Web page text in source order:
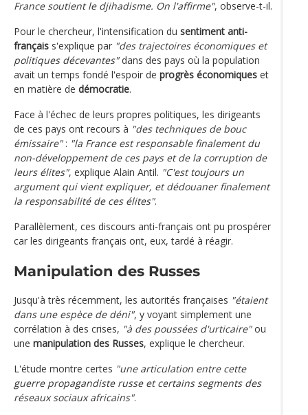
France soutient le djihadisme. On l'affirme", observe-t-il.
Pour le chercheur, l'intensification du sentiment anti-
français s'explique par "des trajectoires économiques et
politiques décevantes"dans des pays où la population
avait un temps fondé l'espoir de progrès économiques et
en matière de démocratie.
Face à l'échec de leurs propres politiques, les dirigeants
de ces pays ont recours à "des techniques de bouc
émissaire": "la France est responsable finalement du
non-développement de ces pays et de la corruption de
leurs élites", explique Alain Antil. "C'est toujours un
argument qui vient expliquer, et dédouaner finalement
la responsabilité de ces élites".
Parallèlement, ces discours anti-français ont pu prospérer
car les dirigeants français ont, eux, tardé à réagir.
Manipulation des Russes
Jusqu'à très récemment, les autorités françaises "étaient
dans une espèce de déni", y voyant simplement une
corrélation à des crises, "à des poussées d'urticaire"ou
une manipulation des Russes, explique le chercheur.
L'étude montre certes "une articulation entre cette
guerre propagandiste russe et certains segments des
réseaux sociaux africains".